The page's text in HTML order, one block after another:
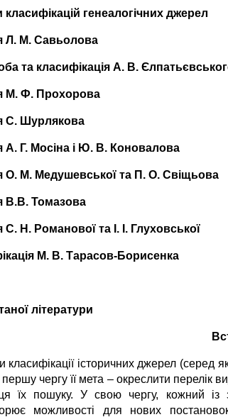
генеалогічних джерел
Л. М. Савьолова
та класифікація А. В.
М. Ф. Прохорова
С. Шурлякова
А. Г. Мосіна і Ю. В. Коновалова
О. М. Медушевської та П. О. Свіщьова
В.В. Томазова
С. Н. Романової та І. І. Глуховської
М. В. Тарасов-Борисенка
літератури
класифікації історичних джерел (серед
першу чергу її мета – окреслити перелік
їх пошуку. У свою чергу, кожний
можливості для нових